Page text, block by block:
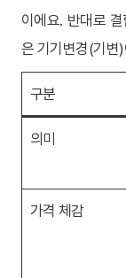
이에요. 반대로
은 기기변경(기변
구분
의미
가격 체감